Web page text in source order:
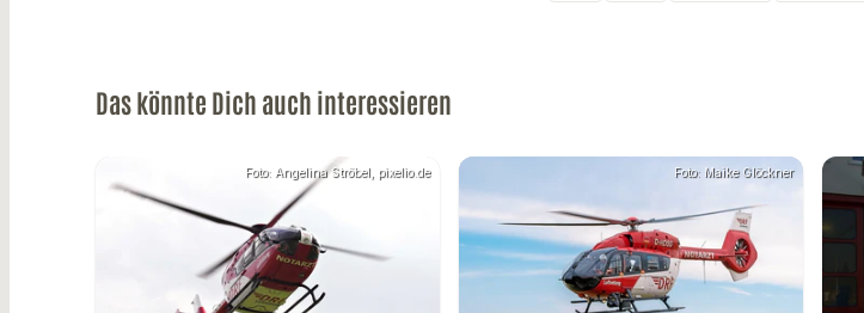
Das könnte Dich auch interessieren
Foto: Angelina Ströbel, pixelio.de Foto: Maike Glöckner